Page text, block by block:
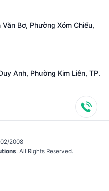
Bơ, Phường Xóm Chiếu,
Anh, Phường Kim Liên, TP.
2008
. All Rights Reserved.